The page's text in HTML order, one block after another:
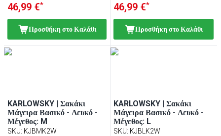
46,99 €*
Προσθήκη στο Καλάθι
46,99 €*
Προσθήκη στο Καλάθι
KARLOWSKY | Σακάκι
Μάγειρα Βασικό - Λευκό -
Μέγεθος: M
SKU: KJBMK2W
KARLOWSKY | Σακάκι
Μάγειρα Βασικό - Λευκό -
Μέγεθος: L
SKU: KJBLK2W